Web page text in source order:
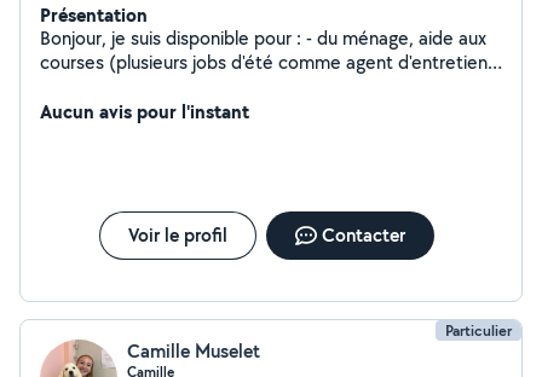
Présentation
Bonjour, je suis disponible pour : - du ménage, aide aux
courses (plusieurs jobs d'été comme agent d'entretien à
scolaire (diplômée d'un master) pour le primaire (toutes
N'hésitez pas à me contacter :)
Aucun avis pour l'instant
Voir le profil Contacter
Particulier
Camille Muselet
Camille